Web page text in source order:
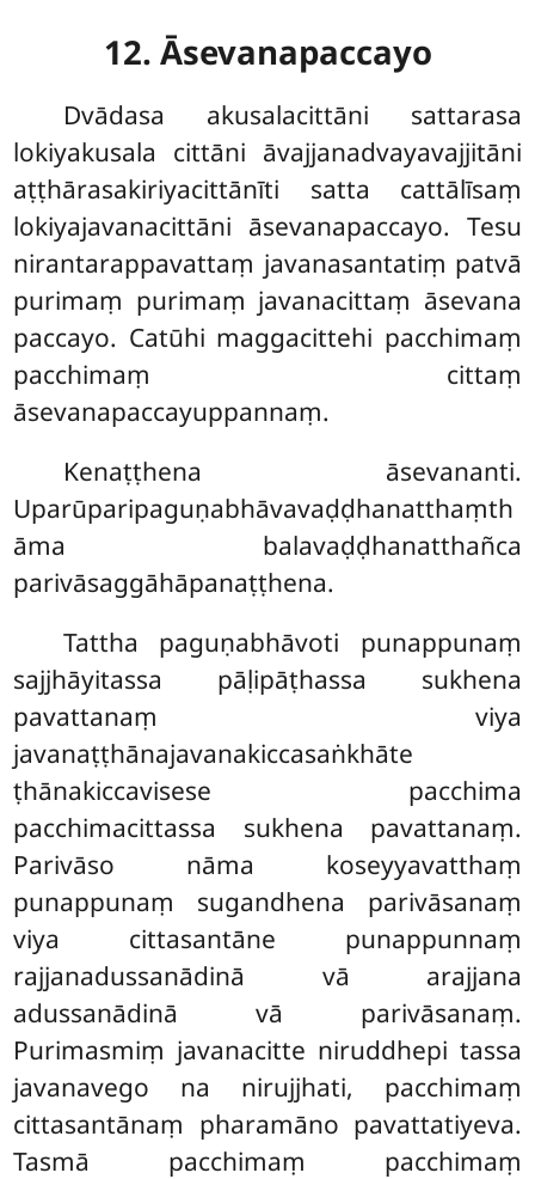
12. Āsevanapaccayo
Dvādasa akusalacittāni sattarasa
lokiyakusala cittāni āvajjanadvayavajjitāni
aṭṭhārasakiriyacittānīti satta cattālīsaṃ
lokiyajavanacittāni āsevanapaccayo. Tesu
nirantarappavattaṃ javanasantatiṃ patvā
purimaṃ purimaṃ javanacittaṃ āsevana
paccayo. Catūhi maggacittehi pacchimaṃ
pacchimaṃ cittaṃ
āsevanapaccayuppannaṃ.
Kenaṭṭhena āsevananti.
Uparūparipaguṇabhāvavaḍḍhanatthaṃth
āma balavaḍḍhanatthañca
parivāsaggāhāpanaṭṭhena.
Tattha paguṇabhāvoti punappunaṃ
sajjhāyitassa pāḷipāṭhassa sukhena
pavattanaṃ viya
javanaṭṭhānajavanakiccasaṅkhāte
ṭhānakiccavisese pacchima
pacchimacittassa sukhena pavattanaṃ.
Parivāso nāma koseyyavatthaṃ
punappunaṃ sugandhena parivāsanaṃ
viya cittasantāne punappunnaṃ
rajjanadussanādinā vā arajjana
adussanādinā vā parivāsanaṃ.
Purimasmiṃ javanacitte niruddhepi tassa
javanavego na nirujjhati, pacchimaṃ
cittasantānaṃ pharamāno pavattatiyeva.
Tasmā pacchimaṃ pacchimaṃ